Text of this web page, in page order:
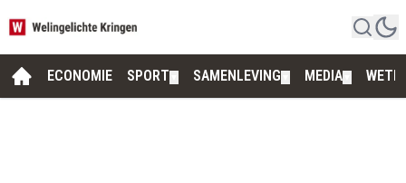
ECONOMIE SPORT SAMENLEVING MEDIA